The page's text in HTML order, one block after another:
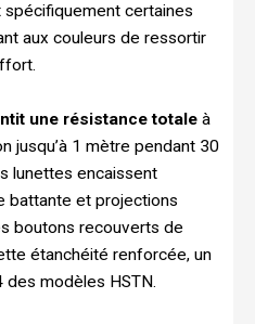
spécifiquement certaines
aux couleurs de ressortir
une résistance totale à
jusqu’à 1 mètre pendant 30
lunettes encaissent
battante et projections
boutons recouverts de
étanchéité renforcée, un
des modèles HSTN.